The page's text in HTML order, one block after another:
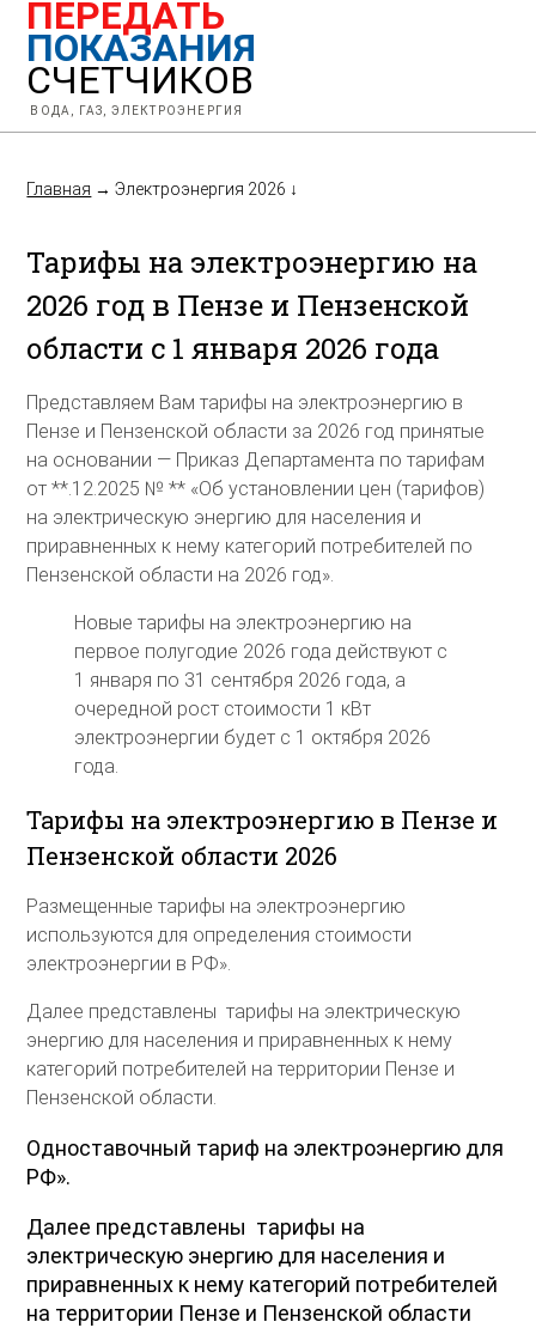
ПЕРЕДАТЬ
ПОКАЗАНИЯ
СЧЕТЧИКОВ
ВОДА, ГАЗ, ЭЛЕКТРОЭНЕРГИЯ
Главная →Электроэнергия 2026 ↓
Тарифы на электроэнергию на
2026 год в Пензе и Пензенской
области с 1 января 2026 года
Представляем Вам тарифы на электроэнергию в
Пензе и Пензенской области за 2026 год принятые
на основании — Приказ Департамента по тарифам
от **.12.2025 № ** «Об установлении цен (тарифов)
на электрическую энергию для населения и
приравненных к нему категорий потребителей по
Пензенской области на 2026 год».
Новые тарифы на электроэнергию на
первое полугодие 2026 года действуют с
1 января по 31 сентября 2026 года, а
очередной рост стоимости 1 кВт
электроэнергии будет с 1 октября 2026
года.
Тарифы на электроэнергию в Пензе и
Пензенской области 2026
Размещенные тарифы на электроэнергию
используются для определения стоимости
электроэнергии в РФ».
Далее представлены тарифы на электрическую
энергию для населения и приравненных к нему
категорий потребителей на территории Пензе и
Пензенской области.
Одноставочный тариф на электроэнергию для
РФ».
Далее представлены тарифы на
электрическую энергию для населения и
приравненных к нему категорий потребителей
на территории Пензе и Пензенской области